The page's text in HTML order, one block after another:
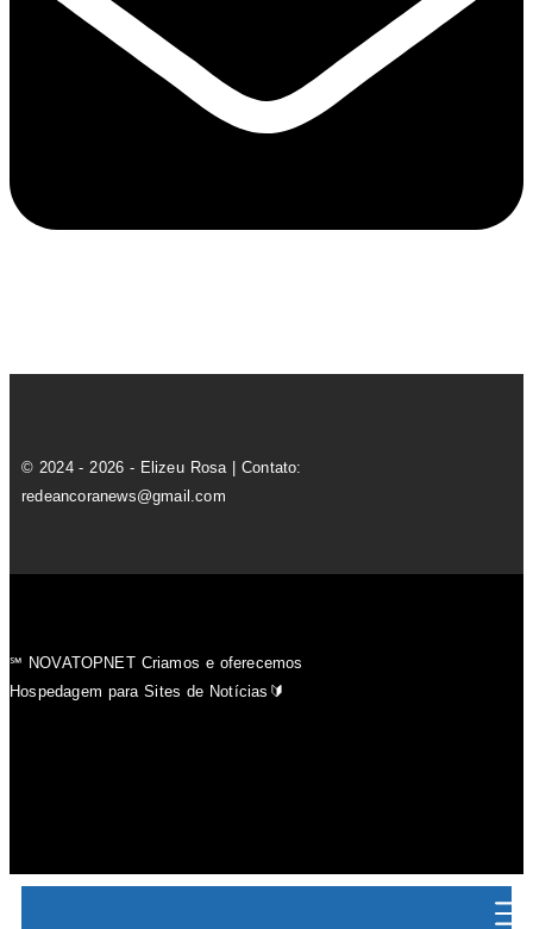
© 2024 - 2026 - Elizeu Rosa | Contato:
redeancoranews@gmail.com
℠ NOVATOPNET Criamos e oferecemos
Hospedagem para Sites de Notícias🔰